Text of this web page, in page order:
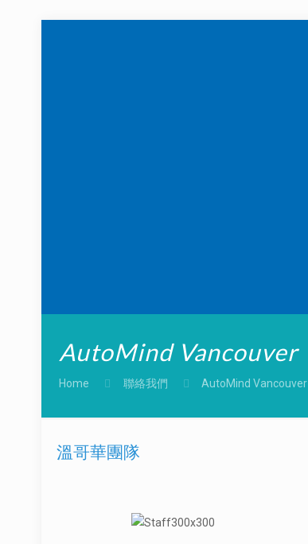
AutoMind Vancouver
Home 聯絡我們 AutoMind Vancouver
溫哥華團隊